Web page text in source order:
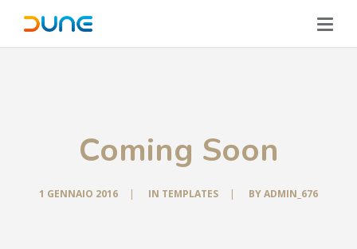
Coming Soon
1 GENNAIO 2016 | IN TEMPLATES | BYADMIN_676